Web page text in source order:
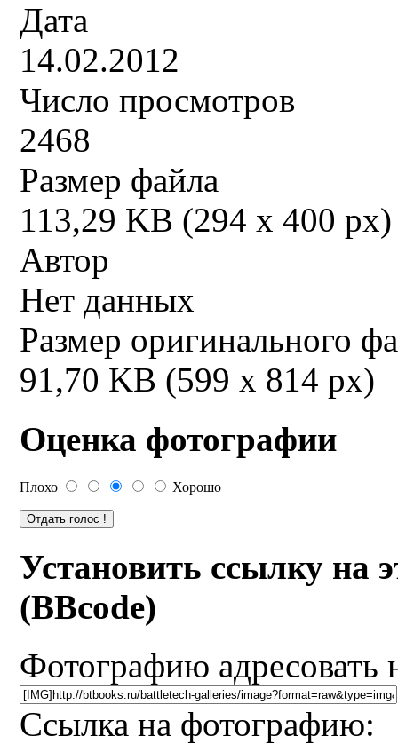
Дата
14.02.2012
Число просмотров
2468
Размер файла
113,29 KB (294 x 400 px)
Автор
Нет данных
Размер оригинального
91,70 KB (599 x 814 px)
Оценка фотографии
Плохо Хорошо
Установить ссылку на
(BBcode)
Фотографию
Ссылка на фотографию: